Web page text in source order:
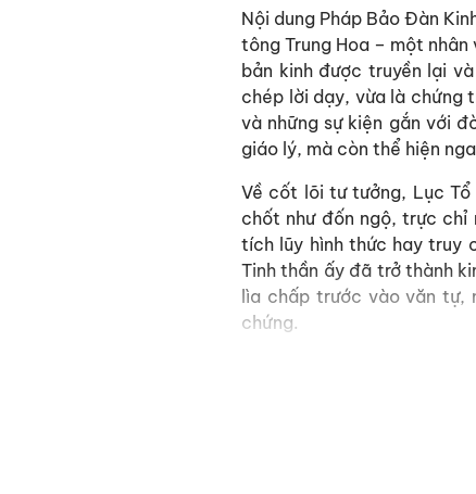
Nội dung Pháp Bảo Đàn
tông Trung Hoa – một
bản kinh được truyền lại
chép lời dạy, vừa là chứng
và những sự kiện gắn với
giáo lý, mà còn thể hiện
Về cốt lõi tư tưởng, Lục Tổ
chốt như đốn ngộ, trực chỉ
tích lũy hình thức hay truy
Tinh thần ấy đã trở thành
lìa chấp trước vào văn tự,
chứng.